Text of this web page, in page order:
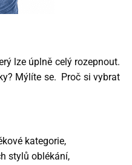
lze úplně celý rozepnout.
Mýlíte se. Proč si vybrat
kategorie,
stylů oblékání,